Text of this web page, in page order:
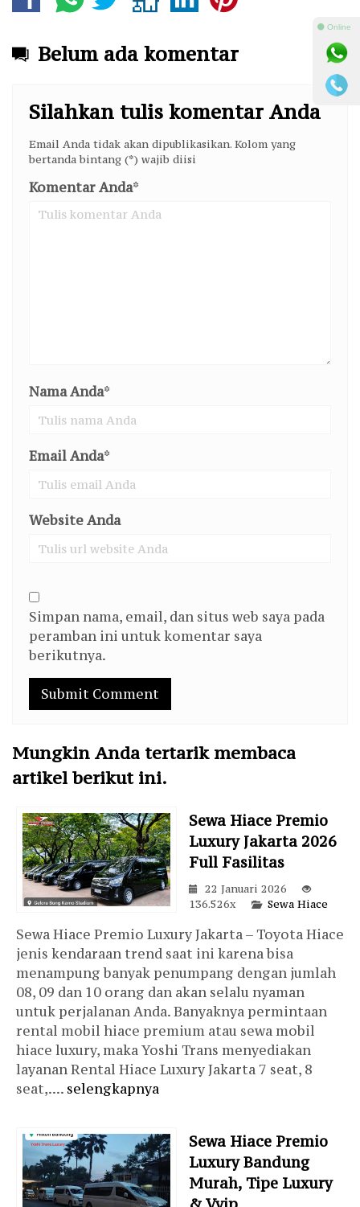
Belum ada komentar
Silahkan tulis komentar Anda
Email Anda tidak akan dipublikasikan. Kolom yang
bertanda bintang (*) wajib diisi
Komentar Anda*
Nama Anda*
Email Anda*
Website Anda
Simpan nama, email, dan situs web saya pada
peramban ini untuk komentar saya
berikutnya.
Mungkin Anda tertarik membaca
artikel berikut ini.
Sewa Hiace Premio
Luxury Jakarta 2026
Full Fasilitas
22 Januari 2026
136.526x
Sewa Hiace
Sewa Hiace Premio Luxury Jakarta – Toyota Hiace
jenis kendaraan trend saat ini karena bisa
menampung banyak penumpang dengan jumlah
08, 09 dan 10 orang dan akan selalu nyaman
untuk perjalanan Anda. Banyaknya permintaan
rental mobil hiace premium atau sewa mobil
hiace luxury, maka Yoshi Trans menyediakan
layanan Rental Hiace Luxury Jakarta 7 seat, 8
seat,.... selengkapnya
Sewa Hiace Premio
Luxury Bandung
Murah, Tipe Luxury
⚫ Online